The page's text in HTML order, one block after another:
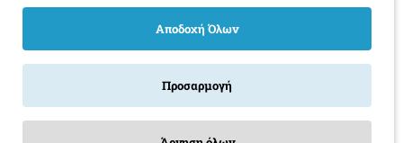
Αποδοχή Όλων
Προσαρμογή